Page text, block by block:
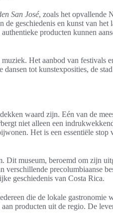
San José, zoals het opvallende
de geschiedenis en kunst van het
producten kunnen
Het aanbod van festivals
tot kunstexposities, de
waard zijn. Eén van de
niet alleen een
Het is een essentiële stop
Dit museum, beroemd om zijn
verschillende precolumbiaanse
geschiedenis van Costa Rica.
die de lokale gastronomie
producten uit de regio. De